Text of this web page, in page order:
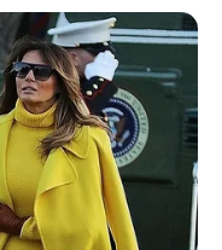
AMBIL >
ANDA